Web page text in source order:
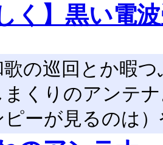
く】黒い電
歌の巡回とか暇
まくりのアンテ
ピーが見るのは